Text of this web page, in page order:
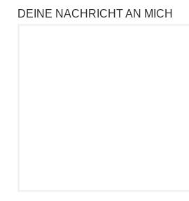
DEINE NACHRICHT AN MICH